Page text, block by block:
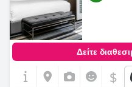
Δείτε
$